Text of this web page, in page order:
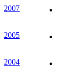
2007
2005
2004